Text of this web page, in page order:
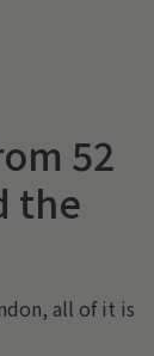
52
the
all of it is